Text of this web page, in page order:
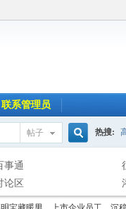
联系管理员
帖子 热搜:
事通
论区